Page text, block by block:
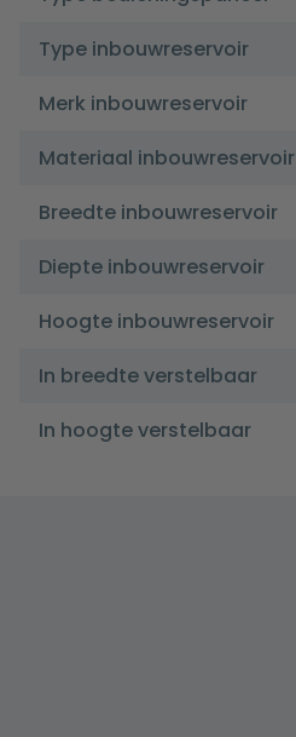
Type inbouwreservoir
Merk inbouwreservoir
Materiaal inbouwreservoir
Breedte inbouwreservoir
Diepte inbouwreservoir
Hoogte inbouwreservoir
In breedte verstelbaar
In hoogte verstelbaar